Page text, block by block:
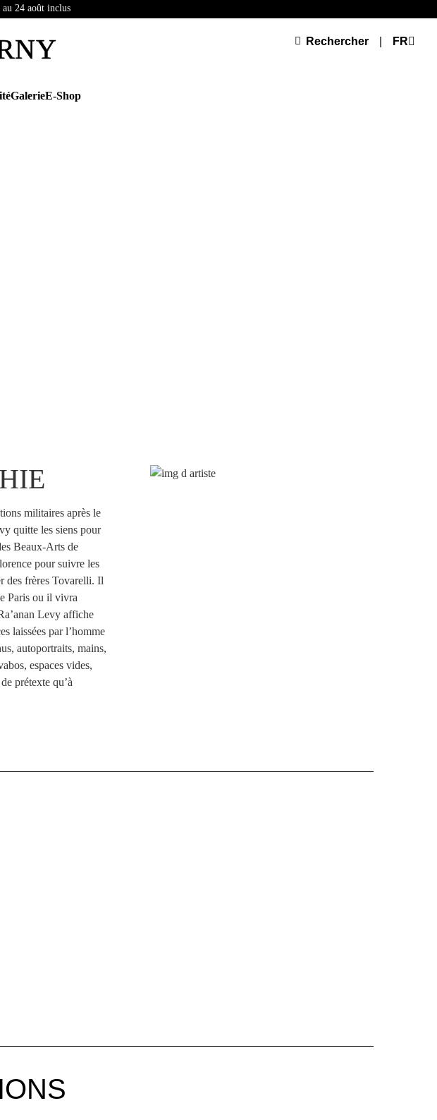
24 août inclus
Rechercher FR
GalerieE-Shop
militaires après le
quitte les siens pour
Beaux-Arts de
pour suivre les
des frères Tovarelli. Il
Paris ou il vivra
Levy affiche
laissées par l’homme
autoportraits, mains,
espaces vides,
prétexte qu’à